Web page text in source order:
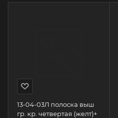
13-04-03Л полоска выш
гр. кр. четвертая (желт)+